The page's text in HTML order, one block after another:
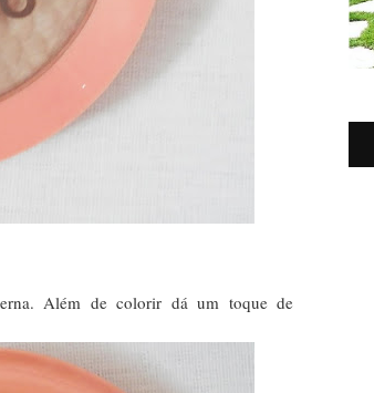
Além de colorir dá um toque de